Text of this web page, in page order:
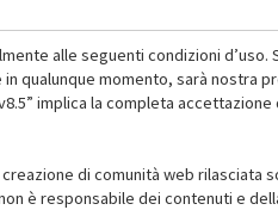
alle seguenti condizioni d’uso.
qualunque momento, sarà nostra
implica la completa accettazione
creazione di comunità web rilasciata
è responsabile dei contenuti e